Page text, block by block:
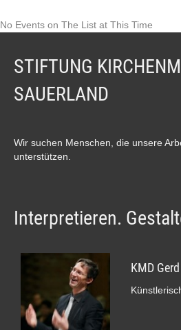
No Events on The List at This Time
STIFTUNG
SAUERLAND
Wir suchen Menschen, die unsere
unterstützen.
Interpretieren.
KMD